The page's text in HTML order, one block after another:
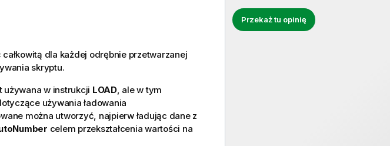
Przekaż tu opinię
dla każdej odrębnie przetwarzanej
skryptu.
używana w instrukcji LOAD, ale w tym
używania ładowania
można utworzyć, najpierw ładując dane z
celem przekształcenia wartości na